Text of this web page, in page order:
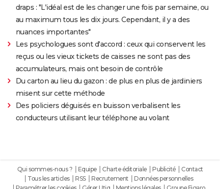
draps : "L'idéal est de les changer une fois par semaine, ou
au maximum tous les dix jours. Cependant, il y a des
nuances importantes"
Les psychologues sont d'accord : ceux qui conservent les
reçus ou les vieux tickets de caisses ne sont pas des
accumulateurs, mais ont besoin de contrôle
Du carton au lieu du gazon : de plus en plus de jardiniers
misent sur cette méthode
Des policiers déguisés en buisson verbalisent les
conducteurs utilisant leur téléphone au volant
Qui sommes-nous ? Equipe Charte éditoriale Publicité
Contact
Tous les articles
RSS Recrutement
Données personnelles